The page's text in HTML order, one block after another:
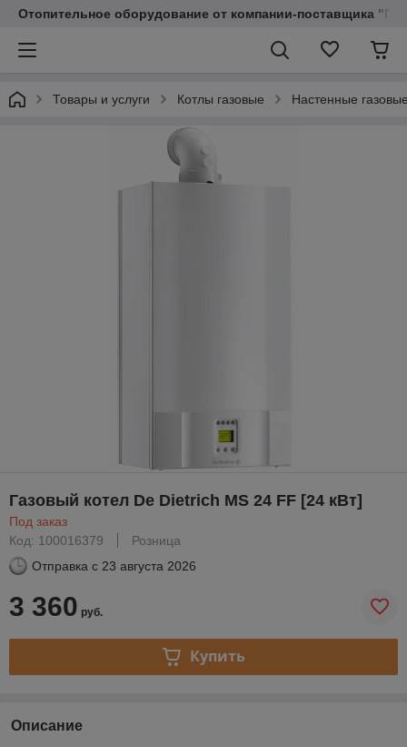
Отопительное оборудование от компании-поставщика
Товары и услуги Котлы газовые Настенные
Газовый котел De Dietrich MS 24 FF [24 кВт]
Под заказ
Код: 100016379
Розница
Отправка с 23 августа 2026
3 360 руб.
Купить
Описание